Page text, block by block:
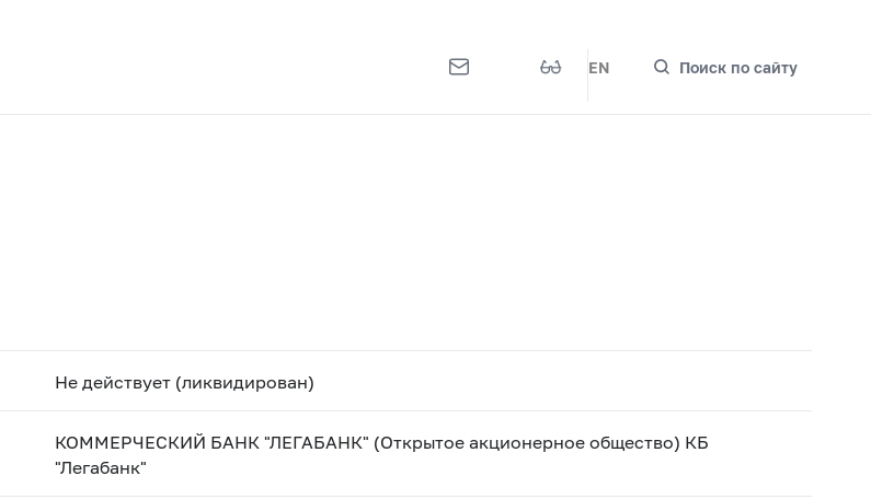
EN Поиск по сайту
Не действует (ликвидирован)
КОММЕРЧЕСКИЙ БАНК "ЛЕГАБАНК" (Открытое акционерное общество) КБ
"Легабанк"